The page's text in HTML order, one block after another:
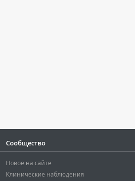
Сообщество
Новое на сайте
Клинические наблюдения